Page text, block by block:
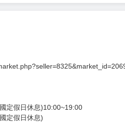
定假日休息)10:00~19:00
定假日休息)